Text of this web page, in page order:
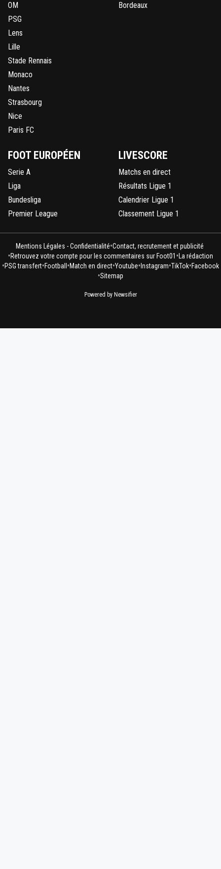
OM
PSG
Lens
Lille
Stade Rennais
Monaco
Nantes
Strasbourg
Nice
Paris FC
Bordeaux
FOOT EUROPÉEN
Serie A
Liga
Bundesliga
Premier League
LIVESCORE
Matchs en direct
Résultats Ligue 1
Calendrier Ligue 1
Classement Ligue 1
Mentions Légales - Confidentialité•Contact, recrutement et publicité
•Retrouvez votre compte pour les commentaires sur Foot01 •La rédaction
•PSG transfert•Football •Match en direct•Youtube• Instagram•TikTok•Facebook
•Sitemap
Powered by Newsifier